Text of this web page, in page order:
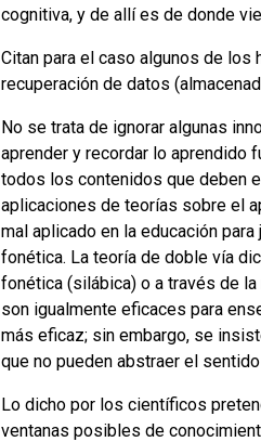
cognitiva, y de allí es de donde
Citan para el caso algunos de
recuperación de datos
No se trata de ignorar algunas
aprender y recordar lo aprendido
todos los contenidos que deben
aplicaciones de teorías sobre el
mal aplicado en la educación
fonética. La teoría de doble vía
fonética (silábica) o a través de
son igualmente eficaces para
más eficaz; sin embargo, se
que no pueden abstraer el
Lo dicho por los científicos
ventanas posibles de